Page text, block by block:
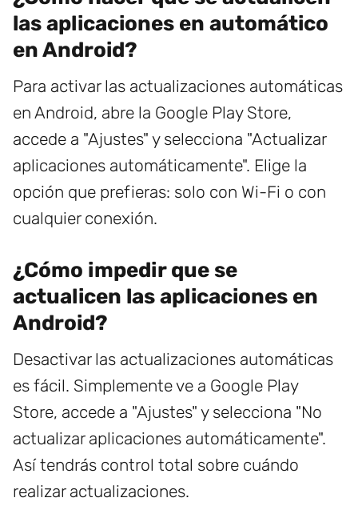
las aplicaciones en automático
en Android?
Para activar las actualizaciones automáticas
en Android, abre la Google Play Store,
accede a "Ajustes" y selecciona "Actualizar
aplicaciones automáticamente". Elige la
opción que prefieras: solo con Wi-Fi o con
cualquier conexión.
¿Cómo impedir que se
actualicen las aplicaciones en
Android?
Desactivar las actualizaciones automáticas
es fácil. Simplemente ve a Google Play
Store, accede a "Ajustes" y selecciona "No
actualizar aplicaciones automáticamente".
Así tendrás control total sobre cuándo
realizar actualizaciones.